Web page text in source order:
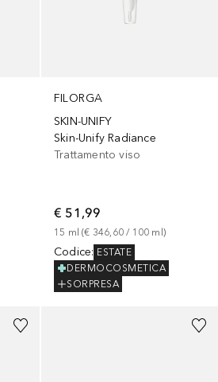
FILORGA
SKIN-UNIFY
Skin-Unify Radiance
Trattamento viso
€ 51,99
15 ml (€ 346,60 / 100 ml )
Codice: ESTATE
DERMOCOSMETICA
SORPRESA